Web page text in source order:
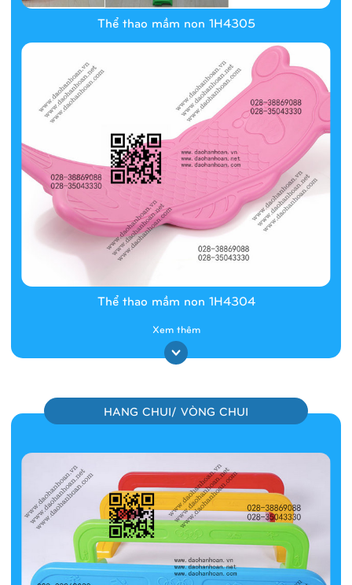
Thể thao mầm non 1H4305
Thể thao mầm non 1H4304
Xem thêm
HANG CHUI/ VÒNG CHUI